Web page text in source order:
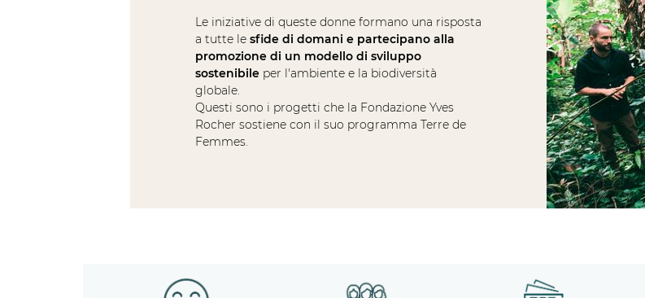
Le iniziative di queste donne formano una risposta
a tutte le sfide di domani e partecipano alla
promozione di un modello di sviluppo
sostenibile per l'ambiente e la biodiversità
globale.
Questi sono i progetti che la Fondazione Yves
Rocher sostiene con il suo programma Terre de
Femmes.